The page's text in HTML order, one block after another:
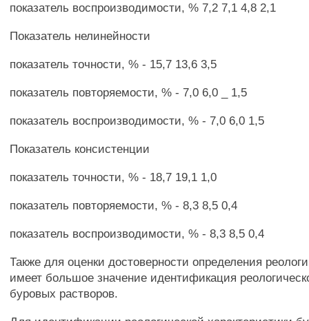
показатель воспроизводимости, % 7,2 7,1 4,8 2,1
Показатель нелинейности
показатель точности, % - 15,7 13,6 3,5
показатель повторяемости, % - 7,0 6,0 _ 1,5
показатель воспроизводимости, % - 7,0 6,0 1,5
Показатель консистенции
показатель точности, % - 18,7 19,1 1,0
показатель повторяемости, % - 8,3 8,5 0,4
показатель воспроизводимости, % - 8,3 8,5 0,4
Также для оценки достоверности определения
имеет большое значение идентификация
буровых растворов.